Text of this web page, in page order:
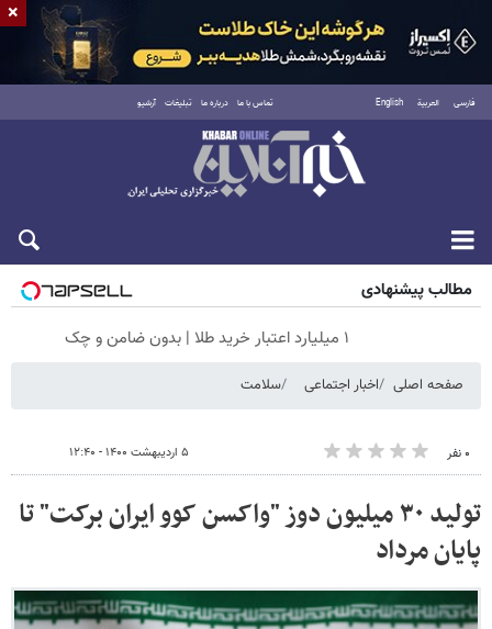
فارسی العربية English تماس با ما درباره ما تبلیغات آرشیو
پنجشنبه ۱۵ مرداد ۱۴۰۵
مطالب پیشنهادی
۱ میلیارد اعتبار خرید طلا | بدون ضامن و چک
صفحه اصلی اخبار اجتماعی سلامت
۰ نفر ۵ اردیبهشت ۱۴۰۰ - ۱۲:۴۰
تولید ۳۰ میلیون دوز "واکسن کوو ایران برکت" تا
پایان مرداد
×